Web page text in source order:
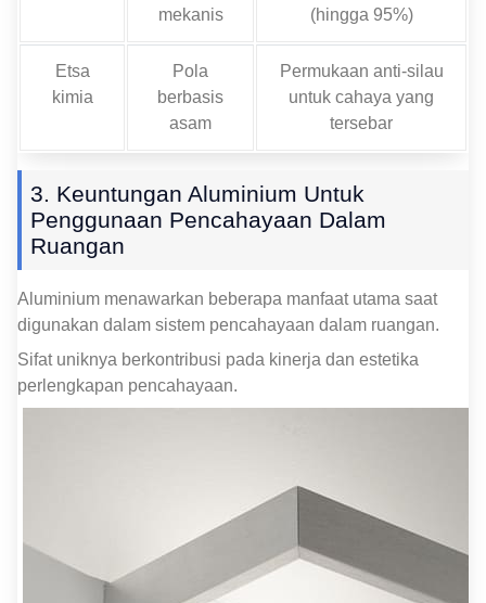
mekanis
(hingga 95%)
Etsa
kimia
Pola
berbasis
asam
Permukaan anti-silau
untuk cahaya yang
tersebar
3. Keuntungan Aluminium Untuk
Penggunaan Pencahayaan Dalam
Ruangan
Aluminium menawarkan beberapa manfaat utama saat
digunakan dalam sistem pencahayaan dalam ruangan.
Sifat uniknya berkontribusi pada kinerja dan estetika
perlengkapan pencahayaan.